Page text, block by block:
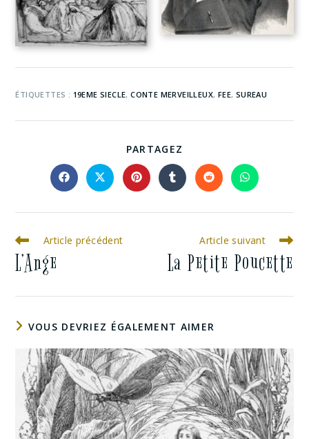
ÉTIQUETTES : 19EME SIECLE, CONTE MERVEILLEUX, FEE, SUREAU
PARTAGEZ
Article précédent
L’Ange
Article suivant
La Petite Poucette
VOUS DEVRIEZ ÉGALEMENT AIMER